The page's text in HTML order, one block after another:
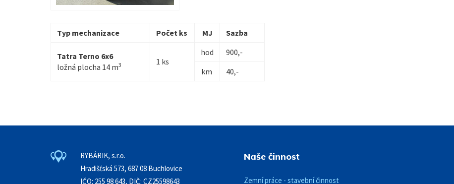
Typ mechanizace Počet ks MJ Sazba
Tatra Terno 6x6
ložná plocha 14 m3 1 ks
hod
900,-
km
40,-
RYBÁRIK, s.r.o.
Hradišťská 573, 687 08 Buchlovice
IČO: 255 98 643, DIČ: CZ25598643
Naše činnost
Zemní práce - stavební činnost